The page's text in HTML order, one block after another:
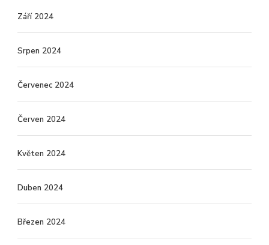
Září 2024
Srpen 2024
Červenec 2024
Červen 2024
Květen 2024
Duben 2024
Březen 2024